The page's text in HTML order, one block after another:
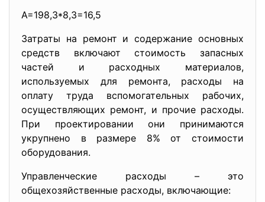
А=198,3*8,3=16,5
Затраты на ремонт и содержание основных
средств включают стоимость запасных
частей и расходных материалов,
используемых для ремонта, расходы на
оплату труда вспомогательных рабочих,
осуществляющих ремонт, и прочие расходы.
При проектировании они принимаются
укрупнено в размере 8% от стоимости
оборудования.
Управленческие расходы – это
общехозяйственные расходы, включающие: